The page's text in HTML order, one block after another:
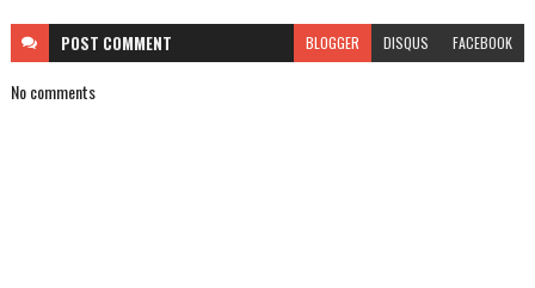
POST COMMENT BLOGGER DISQUS FACEBOOK
No comments